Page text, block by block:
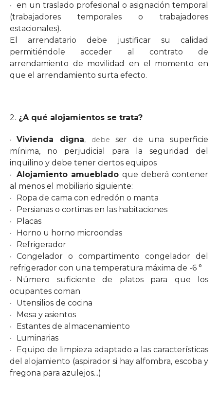
en un traslado profesional o asignación temporal
(trabajadores temporales o trabajadores
estacionales).
El arrendatario debe justificar su calidad
permitiéndole acceder al contrato de
arrendamiento de movilidad en el momento en
que el arrendamiento surta efecto.
2. ¿A qué alojamientos se trata?
Vivienda digna, debeser de una superficie
mínima, no perjudicial para la seguridad del
inquilino y debe tener ciertos equipos
Alojamiento amuebladoque deberá contener
al menos el mobiliario siguiente:
Ropa de cama con edredón o manta
Persianas o cortinas en las habitaciones
Placas
Horno u horno microondas
Refrigerador
Congelador o compartimento congelador del
refrigerador con una temperatura máxima de -6 °
Número suficiente de platos para que los
ocupantes coman
Utensilios de cocina
Mesa y asientos
Estantes de almacenamiento
Luminarias
Equipo de limpieza adaptado a las características
del alojamiento (aspirador si hay alfombra, escoba y
fregona para azulejos...)